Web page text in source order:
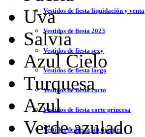
Vestidos de fiesta liquidación y venta
Vestidos de fiesta 2023
Vestidos de fiesta sexy
Vestidos de fiesta largo
Vestidos de fiesta corto
Vestidos de fiesta corte princesa
Vestidos de fiesta sin tirantes
Uva
Salvia
Azul Cielo
Turquesa
Azul
Verde azulado